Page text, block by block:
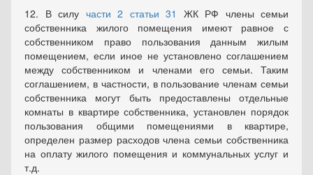
12. В силу части 2 статьи 31
ЖК РФ члены семьи
собственника жилого помещения имеют равное с
собственником право пользования данным жилым
помещением, если иное не установлено соглашением
между собственником и членами его семьи. Таким
соглашением, в частности, в пользование членам семьи
собственника могут быть предоставлены отдельные
комнаты в квартире собственника, установлен порядок
пользования общими помещениями в квартире,
определен размер расходов члена семьи собственника
на оплату жилого помещения и коммунальных услуг и
т.д.